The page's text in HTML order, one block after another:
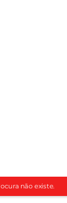
não existe.